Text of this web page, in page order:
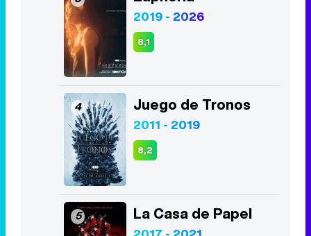
2019 - 2026
8,1
4 Juego de Tronos
2011 - 2019
8,2
5 La Casa de Papel